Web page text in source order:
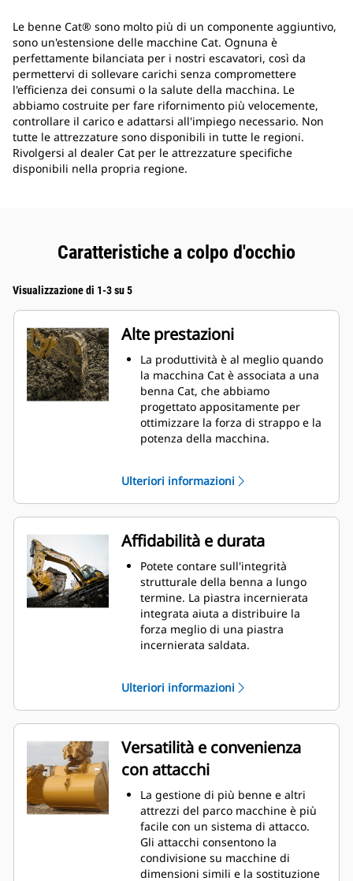
Le benne Cat® sono molto più di un componente aggiuntivo,
sono un'estensione delle macchine Cat. Ognuna è
perfettamente bilanciata per i nostri escavatori, così da
permettervi di sollevare carichi senza compromettere
l'efficienza dei consumi o la salute della macchina. Le
abbiamo costruite per fare rifornimento più velocemente,
controllare il carico e adattarsi all'impiego necessario. Non
tutte le attrezzature sono disponibili in tutte le regioni.
Rivolgersi al dealer Cat per le attrezzature specifiche
disponibili nella propria regione.
Caratteristiche a colpo d'occhio
Visualizzazione di 1-3 su 5
Alte prestazioni
La produttività è al meglio quando
la macchina Cat è associata a una
benna Cat, che abbiamo
progettato appositamente per
ottimizzare la forza di strappo e la
potenza della macchina.
benna. Il gioco del tallone
aggiunto assicura che il fondo
della benna non si trascini,
riducendo i costi della
manutenzione.
I consumi di carburante si
innalzano sensibilmente durante
le operazioni di scavo. Le benne
Cat sono progettate per tagliare il
materiale in modo veloce e
migliorare il rendimento operativo
tempo. La forma e i fianchi della
benna mantengono la maggior
parte del materiale nella benna
durante il carico.
Ulteriori informazioni
Affidabilità e durata
Potete contare sull'integrità
strutturale della benna a lungo
termine. La piastra incernierata
integrata aiuta a distribuire la
forza meglio di una piastra
incernierata saldata.
resistente all'abrasione,
specialmente per i componenti
con usura eccessiva.
Proteggete aree della benna più
importanti e sottoposte a usura
elevata con le parti di usura (GET,
Ground Engaging Tools) Cat®.
Aumentate la produzione in
applicazioni impegnative,
migliorate la penetrazione dei
materiali e accelerate i cicli con
Cat®Advansys™ GET
Ulteriori informazioni
Versatilità e convenienza
con attacchi
La gestione di più benne e altri
attrezzi del parco macchine è più
facile con un sistema di attacco.
Gli attacchi consentono la
condivisione su macchine di
dimensioni simili e la sostituzione